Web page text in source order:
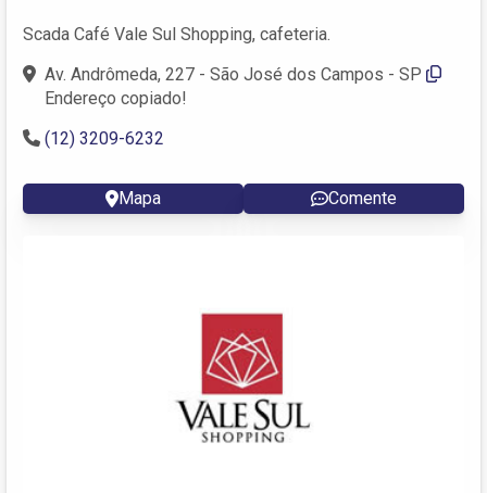
Scada Café Vale Sul Shopping, cafeteria.
Av. Andrômeda, 227 - São José dos Campos - SP
Endereço copiado!
(12) 3209-6232
Mapa Comente